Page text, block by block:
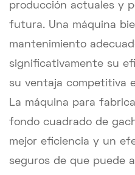
producción actuales y
futura. Una máquina
mantenimiento
significativamente su
su ventaja competitiva
La máquina para
fondo cuadrado de
mejor eficiencia y un
seguros de que puede